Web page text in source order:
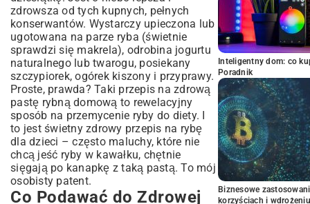
zdrowsza od tych kupnych, pełnych
konserwantów. Wystarczy upieczona lub
ugotowana na parze ryba (świetnie
sprawdzi się makrela), odrobina jogurtu
naturalnego lub twarogu, posiekany
szczypiorek, ogórek kiszony i przyprawy.
Proste, prawda? Taki przepis na zdrową
pastę rybną domową to rewelacyjny
sposób na przemycenie ryby do diety. I
to jest świetny zdrowy przepis na rybę
dla dzieci – często maluchy, które nie
chcą jeść ryby w kawałku, chętnie
sięgają po kanapkę z taką pastą. To mój
osobisty patent.
Co Podawać do Zdrowej
Inteligentny dom: co
Poradnik
Biznesowe
korzyściach i wdrożeniu